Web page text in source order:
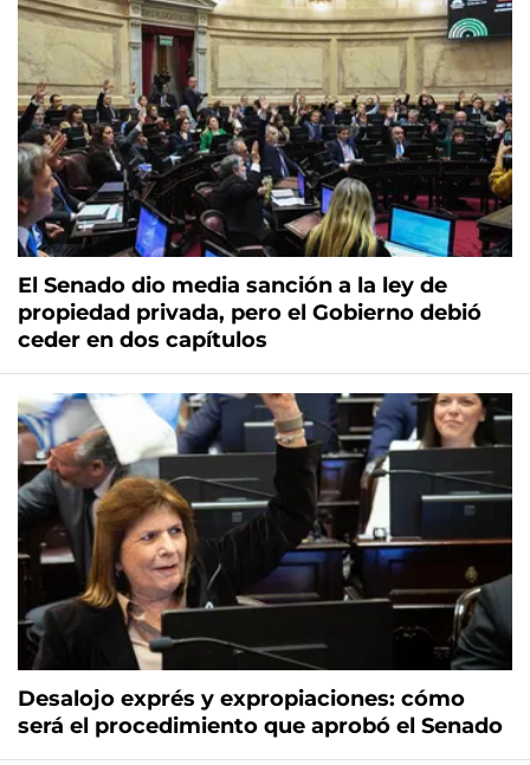
El Senado dio media sanción a la ley de
propiedad privada, pero el Gobierno debió
ceder en dos capítulos
Desalojo exprés y expropiaciones: cómo
será el procedimiento que aprobó el Senado